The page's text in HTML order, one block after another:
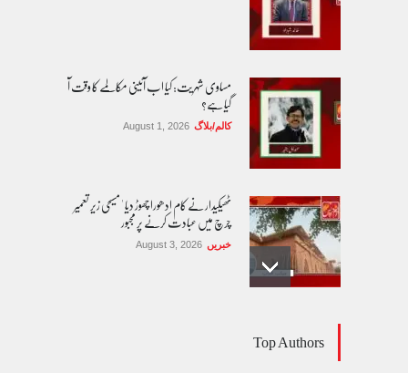
مساوی شہریت: کیا اب آئینی مکالمے کا وقت آ
گیا ہے؟
کالم/بلاگ August 1, 2026
ٹھیکیدار نے کام ادھورا چھوڑ دیا ' مسیحی زیر تعمیر
چرچ میں عبادت کرنے پر مجبور
خبریں August 3, 2026
Top Authors